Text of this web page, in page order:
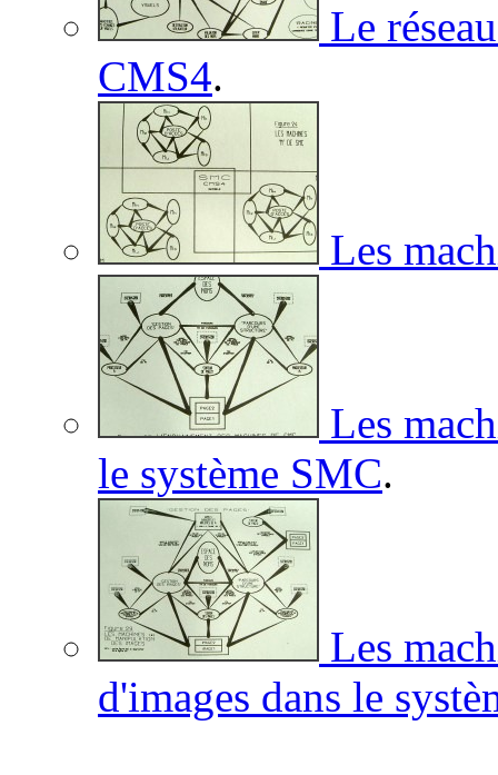
Le
CMS4.
Les
Les
le système SMC.
Les
d'images dans le